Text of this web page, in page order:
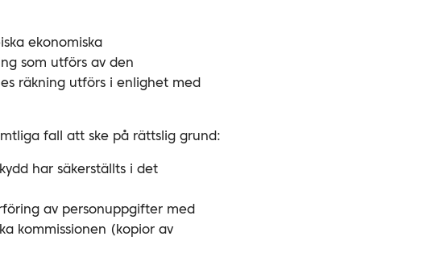
ekonomiska
som utförs av den
räkning utförs i enlighet med
fall att ske på rättslig grund:
har säkerställts i det
av personuppgifter med
kommissionen (kopior av